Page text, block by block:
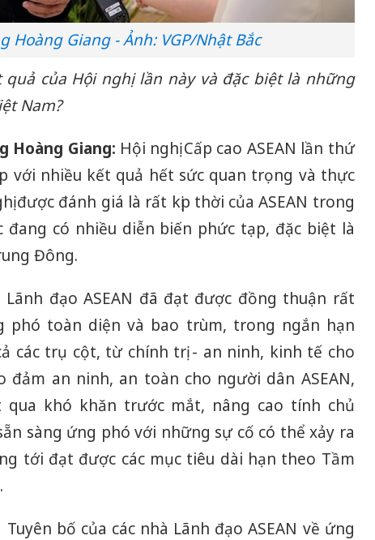
Hoàng Giang - Ảnh: VGP/Nhật Bắc
của Hội nghị lần này và đặc biệt là những
Nam?
Hoàng Giang: Hội nghị Cấp cao ASEAN lần thứ
với nhiều kết quả hết sức quan trọng và thực
được đánh giá là rất kịp thời của ASEAN trong
có nhiều diễn biến phức tạp, đặc biệt là
Đông.
đạo ASEAN đã đạt được đồng thuận rất
phó toàn diện và bao trùm, trong ngắn hạn
các trụ cột, từ chính trị - an ninh, kinh tế cho
đảm an ninh, an toàn cho người dân ASEAN,
qua khó khăn trước mắt, nâng cao tính chủ
sàng ứng phó với những sự cố có thể xảy ra
tới đạt được các mục tiêu dài hạn theo Tầm
bố của các nhà Lãnh đạo ASEAN về ứng